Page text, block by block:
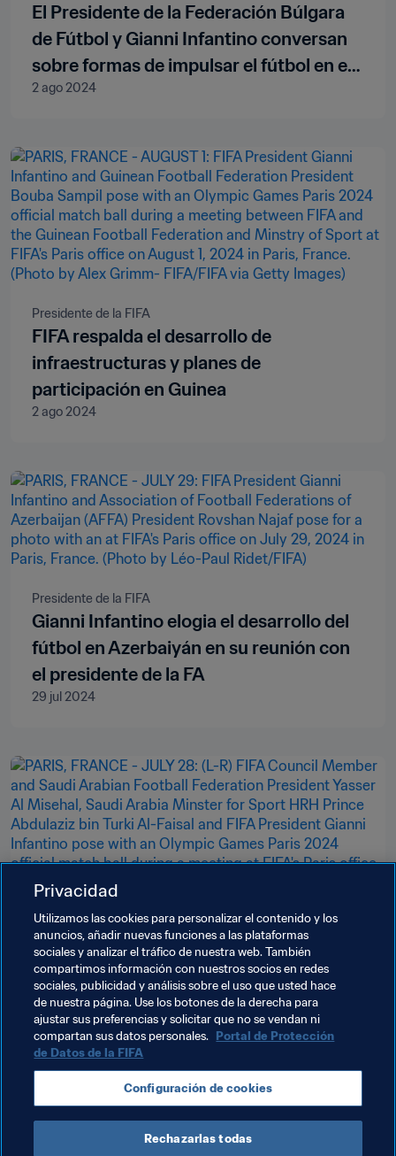
El Presidente de la Federación Búlgara
de Fútbol y Gianni Infantino conversan
sobre formas de impulsar el fútbol en el
país
2 ago 2024
Presidente de la FIFA
FIFA respalda el desarrollo de
infraestructuras y planes de
participación en Guinea
2 ago 2024
Presidente de la FIFA
Gianni Infantino elogia el desarrollo del
fútbol en Azerbaiyán en su reunión con
el presidente de la FA
29 jul 2024
Presidente de la FIFA
Gianni Infantino se reúne en París con el
ministro de Deportes saudí y el
presidente de la Federación de Fútbol de
Arabia Saudí
29 jul 2024
Cargar más
Privacidad
Utilizamos las cookies para personalizar el contenido y los
anuncios, añadir nuevas funciones a las plataformas
sociales y analizar el tráfico de nuestra web. También
compartimos información con nuestros socios en redes
sociales, publicidad y análisis sobre el uso que usted hace
de nuestra página. Use los botones de la derecha para
ajustar sus preferencias y solicitar que no se vendan ni
compartan sus datos personales. Portal de Protección
de Datos de la FIFA
Configuración de cookies
Rechazarlas todas